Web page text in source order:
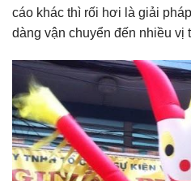
cáo khác thì rối hơi là giải
dàng vận chuyển đến nhiều vị